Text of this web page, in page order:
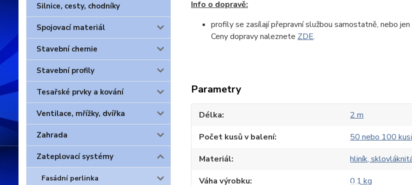
Silnice, cesty, chodníky
Spojovací materiál
Stavební chemie
Stavební profily
Tesařské prvky a kování
Ventilace, mřížky, dvířka
Zahrada
Zateplovací systémy
Fasádní perlinka
Info o dopravě:
profily se zasílají přepravní službou samostatně, nebo
Ceny dopravy naleznete ZDE.
Parametry
Délka
2 m
Počet kusů v balení
50 nebo 100
Materiál
hliník,
Váha výrobku
0,1 kg